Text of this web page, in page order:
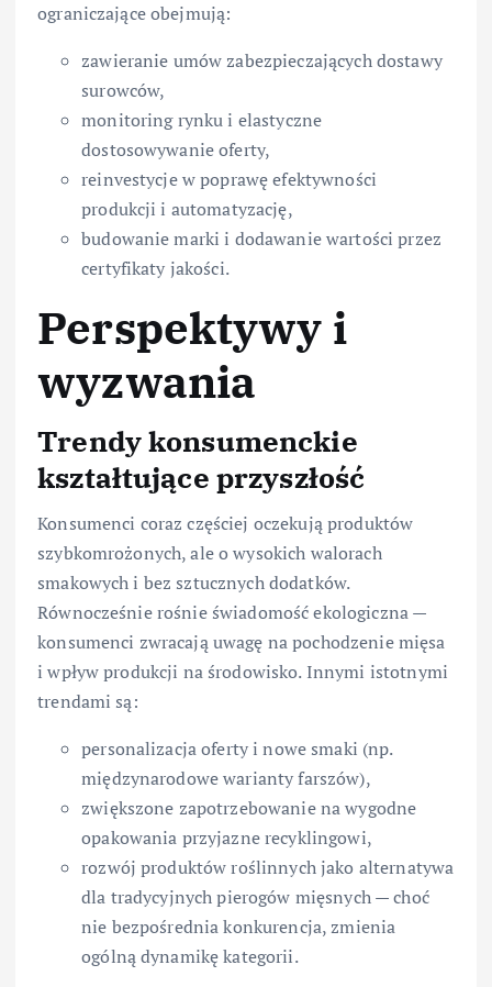
ograniczające obejmują:
zawieranie umów zabezpieczających dostawy
surowców,
monitoring rynku i elastyczne
dostosowywanie oferty,
reinvestycje w poprawę efektywności
produkcji i automatyzację,
budowanie marki i dodawanie wartości przez
certyfikaty jakości.
Perspektywy i
wyzwania
Trendy konsumenckie
kształtujące przyszłość
Konsumenci coraz częściej oczekują produktów
szybkomrożonych, ale o wysokich walorach
smakowych i bez sztucznych dodatków.
Równocześnie rośnie świadomość ekologiczna —
konsumenci zwracają uwagę na pochodzenie mięsa
i wpływ produkcji na środowisko. Innymi istotnymi
trendami są:
personalizacja oferty i nowe smaki (np.
międzynarodowe warianty farszów),
zwiększone zapotrzebowanie na wygodne
opakowania przyjazne recyklingowi,
rozwój produktów roślinnych jako alternatywa
dla tradycyjnych pierogów mięsnych — choć
nie bezpośrednia konkurencja, zmienia
ogólną dynamikę kategorii.